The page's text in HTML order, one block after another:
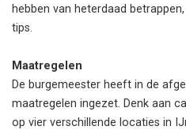
hebben van heterdaad
tips.
Maatregelen
De burgemeester heeft in de
maatregelen ingezet. Denk aan
op vier verschillende locaties in